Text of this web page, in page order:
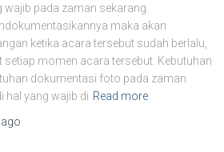
pada zaman sekarang.
maka akan
ketika acara tersebut sudah berlalu,
setiap momen acara tersebut. Kebutuhan
dokumentasi foto pada zaman
hal yang wajib di Read more
ago